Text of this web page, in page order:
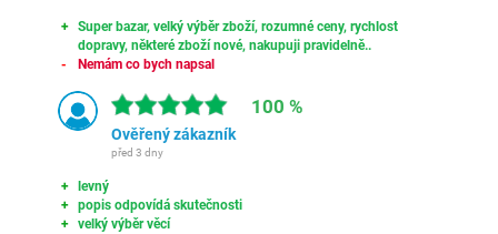
Super bazar, velký výběr zboží, rozumné ceny, rychlost
dopravy, některé zboží nové, nakupuji pravidelně..
Nemám co bych napsal
100 %
Ověřený zákazník
před 3 dny
levný
popis odpovídá skutečnosti
velký výběr věcí